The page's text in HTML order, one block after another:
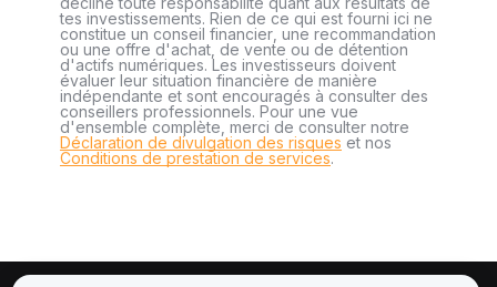
tes investissements. Rien de ce qui est fourni ici ne
constitue un conseil financier, une recommandation
ou une offre d'achat, de vente ou de détention
d'actifs numériques. Les investisseurs doivent
évaluer leur situation financière de manière
indépendante et sont encouragés à consulter des
conseillers professionnels. Pour une vue
d'ensemble complète, merci de consulter notre
Déclaration de divulgation des risques et nos
Conditions de prestation de services.